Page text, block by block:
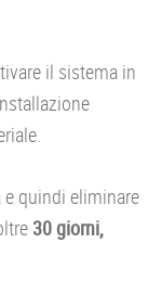
il sistema in
e quindi eliminare
30 giorni,